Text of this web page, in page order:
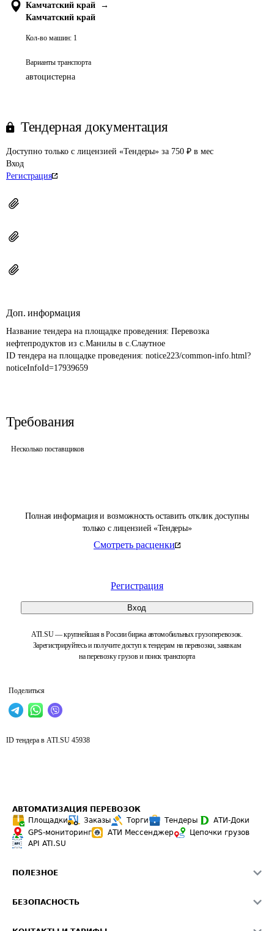
Полная информация и возможность оставить отклик доступны
только с лицензией «Тендеры»
Смотреть расценки
Регистрация
Вход
ATI.SU — крупнейшая в России биржа автомобильных грузоперевозок.
Зарегистрируйтесь и получите доступ к тендерам на перевозки, заявкам
на перевозку грузов и поиск транспорта
Поделиться
Камчатский край
→
Камчатский край
Кол-во машин: 1
Варианты транспорта
автоцистерна
Тендерная документация
Доступно только с лицензией «Тендеры» за 750 ₽ в мес
Вход
Регистрация
Доп. информация
Название тендера на площадке проведения: Перевозка
ID тендера на площадке проведения: notice223/common-info.html?
noticeInfoId=17939659
Требования
Несколько поставщиков
ID тендера в ATI.SU 45938
АВТОМАТИЗАЦИЯ ПЕРЕВОЗОК
Площадки
Заказы Торги Тендеры
АТИ-Доки
GPS-мониторинг
АТИ Мессенджер
Цепочки грузов
API ATI.SU
ПОЛЕЗНОЕ
Звезды ATI.SU на вашем сайте
БЕЗОПАСНОСТЬ